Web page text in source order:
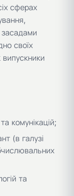
сферах
своїх
комунікацій;
(в галузі
та